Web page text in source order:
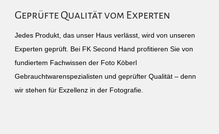
Geprüfte Qualität vom Experten
Jedes Produkt, das unser Haus verlässt, wird von unseren
Experten geprüft. Bei FK Second Hand profitieren Sie von
fundiertem Fachwissen der Foto Köberl
Gebrauchtwarenspezialisten und geprüfter Qualität – denn
wir stehen für Exzellenz in der Fotografie.